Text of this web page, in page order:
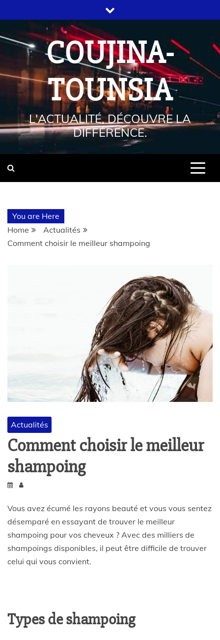
COUJINA-
TOUNSIA
L'ACTUALITÉ, DÉCOUVRE LA
DIFFÉRENCE.
You are Here
Home
Actualités
Comment choisir le meilleur shampoing
Actualités
Comment choisir le meilleur
shampoing
Vous avez écumé les rayons beauté et vous vous sentez
désemparé en essayant de trouver le meilleur
shampoing pour vos cheveux ? Avec des milliers de
shampoings disponibles, il peut être difficile de trouver
celui qui vous convient.
Types de shampoing